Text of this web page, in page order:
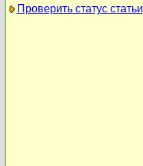
Проверить статус статьи